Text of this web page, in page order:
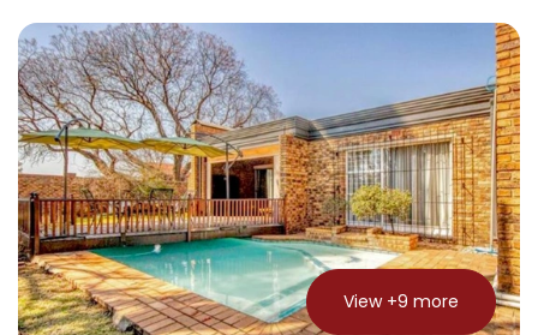
View +9 more